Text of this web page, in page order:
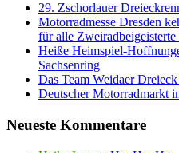
29. Zschorlauer
Motorradmesse Dresden
für alle Zweiradbeigeisterte
Heiße Heimspiel-
Sachsenring
Das Team Weidaer
Deutscher Motorradmarkt
Neueste Kommentare